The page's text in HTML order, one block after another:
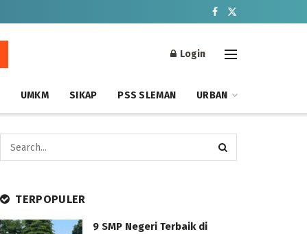
Login
UMKM SIKAP PSS SLEMAN URBAN
TERPOPULER
9 SMP Negeri Terbaik di